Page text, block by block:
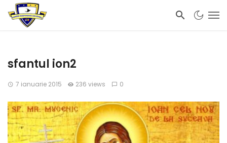
sfantul ion2
7 ianuarie 2015 236 views 0